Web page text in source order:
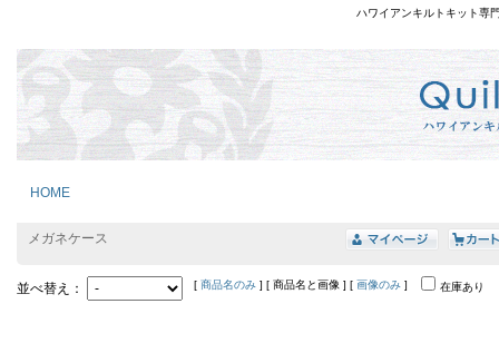
ハワイアンキルトキット専
HOME
メガネケース
並べ替え： [ 商品名のみ ] [ 商品名と画像 ] [ 画像のみ ] 在庫あり